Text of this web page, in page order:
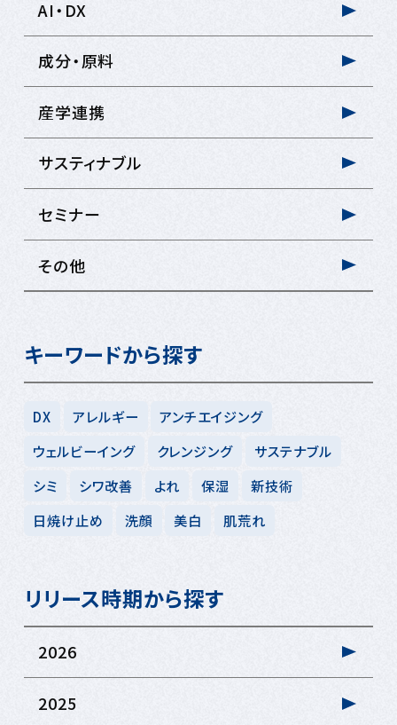
AI・DX
成分・原料
産学連携
サスティナブル
セミナー
その他
キーワードから探す
DX アレルギー
アンチエイジング
ウェルビーイング
クレンジング
サステナブル
シミ
シワ改善 よれ 保湿
新技術
日焼け止め
洗顔 美白 肌荒れ
リリース時期から探す
2026
2025